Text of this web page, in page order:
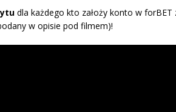
dla każdego kto założy konto w
w opisie pod filmem)!